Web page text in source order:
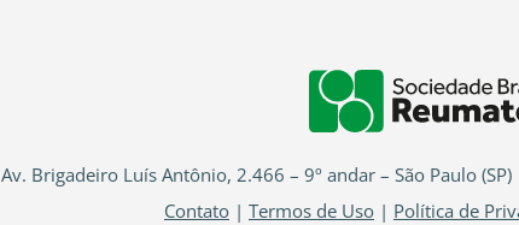
Av. Brigadeiro Luís Antônio, 2.466 – 9º andar – São Paulo
Contato | Termos de Uso | Política de